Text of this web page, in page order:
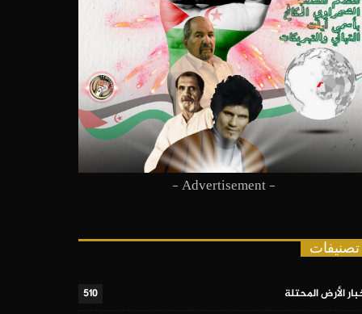
- Advertisement -
تصنيفات
الأرض المحتلة
510